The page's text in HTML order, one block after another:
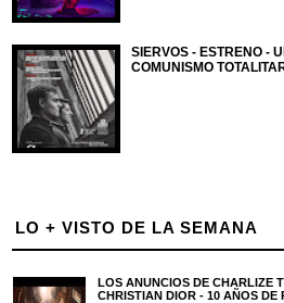
SIERVOS - ESTRENO -
COMUNISMO
LO + VISTO DE LA SEMANA
LOS ANUNCIOS DE CHARLIZE
CHRISTIAN DIOR - 10 AÑOS DE